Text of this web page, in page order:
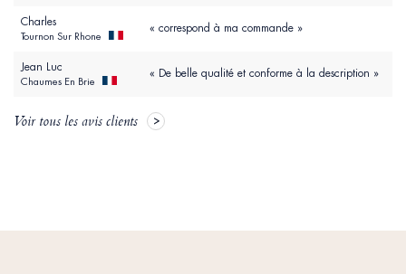
Charles
Tournon Sur Rhone
« correspond à ma commande »
Jean Luc
Chaumes En Brie
« De belle qualité et conforme à la description »
Voir tous les avis clients